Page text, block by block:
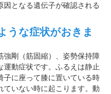
因となる遺伝子が確認される
うな症状がおきま
強剛（筋固縮）、姿勢保持障
運動症状です。ふるえは静止
子に座って膝に置いている時
ていない時に起こります。動